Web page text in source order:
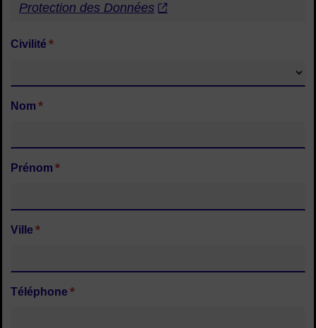
Protection des Données
Civilité *
Nom *
Prénom *
Ville *
Téléphone *